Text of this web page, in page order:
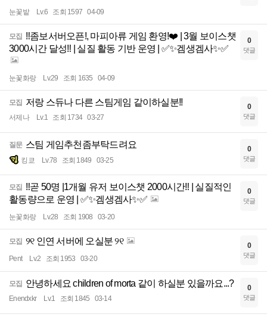
눈꽃밭 Lv.6 조회 1597 04-09
모집 ‼️좀보서버오픈!, 마피아류 게임 환영!❤️ | 3월 보이스챗
3000시간 달성‼️ | 실질 활동 기반 운영 | ✅✨겜생겜사✨✅
눈꽃화랑 Lv.29 조회 1635 04-09
0
댓글
모집 저랑 스듀나 다른 스팀게임 같이하실분!!
서제나 Lv.1 조회 1734 03-27
0
댓글
질문 스팀 게임추천좀부탁드려요
킹쿄 Lv.78 조회 1849 03-25
0
댓글
모집 ‼️곧 50명 |1개월 유저 보이스챗 2000시간‼️ | 실질적인
활동량으로 운영 | ✅✨겜생겜사✨✅
눈꽃화랑 Lv.28 조회 1908 03-20
0
댓글
모집 ୨୧ 인연 서버에 오실분 ୨୧
Pent Lv.2 조회 1953 03-20
0
댓글
모집 안녕하세요 children of morta 같이 하실분 있을까요...?
Enendxkr Lv.1 조회 1845 03-14
0
댓글